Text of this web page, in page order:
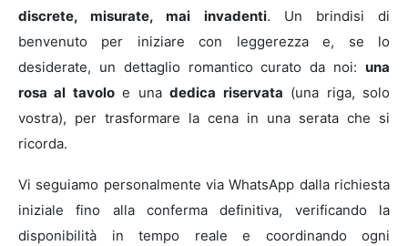
discrete, misurate, mai invadenti. Un brindisi di
benvenuto per iniziare con leggerezza e, se lo
desiderate, un dettaglio romantico curato da noi: una
rosa al tavoloe unadedica riservata (una riga, solo
vostra), per trasformare la cena in una serata che si
ricorda.
Vi seguiamo personalmente via WhatsApp dalla richiesta
iniziale fino alla conferma definitiva, verificando la
disponibilità in tempo reale e coordinando ogni